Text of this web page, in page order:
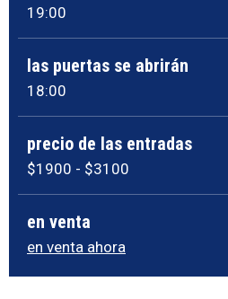
19:00
las puertas se abrirán
18:00
precio de las entradas
$1900 - $3100
en venta
en venta ahora